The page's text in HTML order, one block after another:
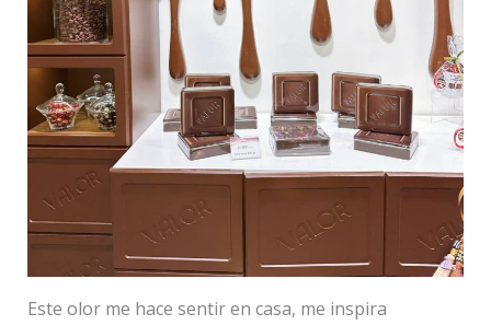
Este olor me hace sentir en casa, me inspira